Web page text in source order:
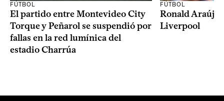
FÚTBOL
El partido entre Montevideo City
Torque y Peñarol se suspendió por
fallas en la red lumínica del
estadio Charrúa
FÚTBOL
Ronald Araújo
Liverpool